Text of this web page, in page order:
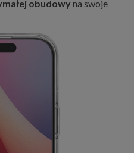
obudowy na swoje